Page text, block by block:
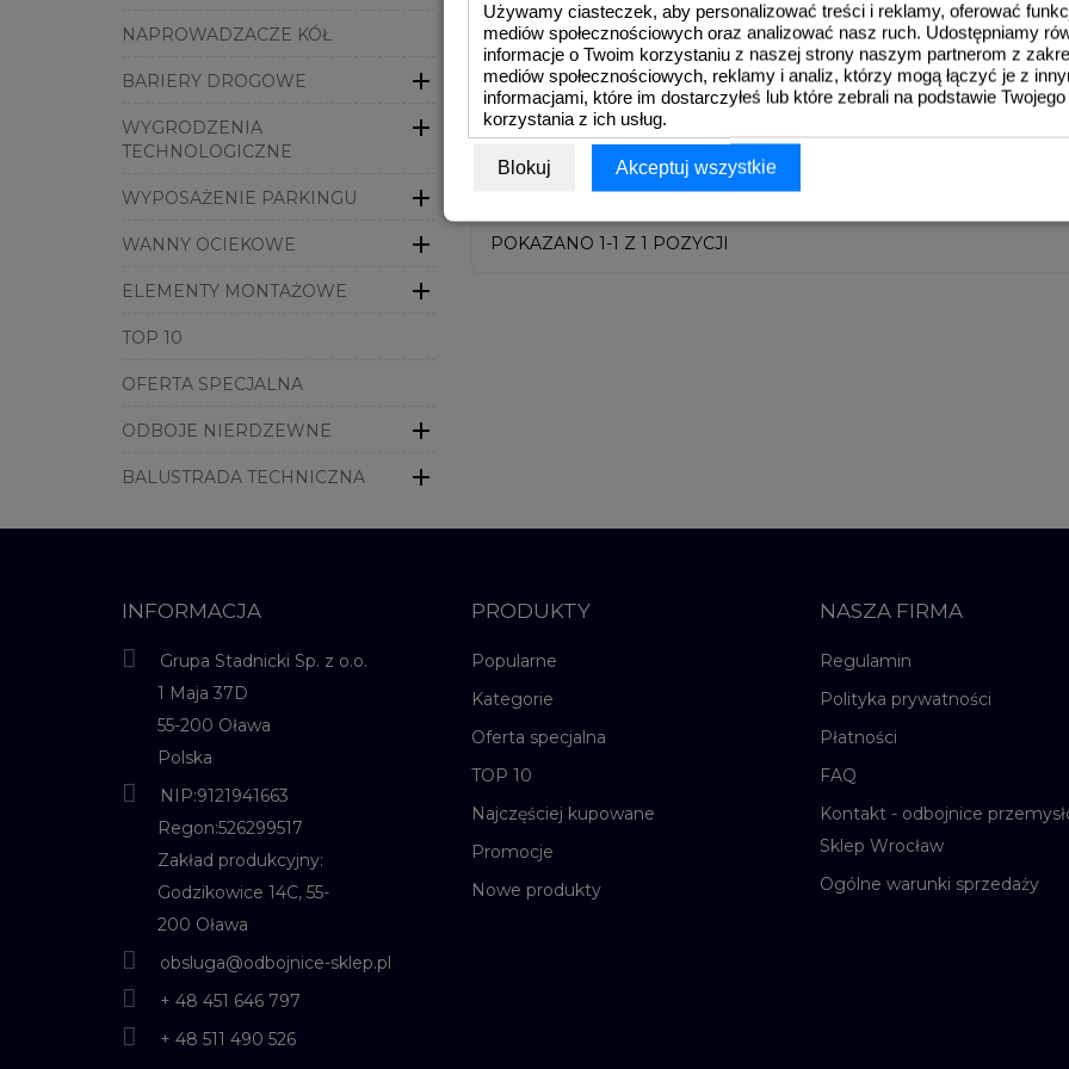
NAPROWADZACZE KÓŁ
BARIERY DROGOWE 
WYGRODZENIA
TECHNOLOGICZNE

WYPOSAŻENIE PARKINGU 
WANNY OCIEKOWE 
ELEMENTY MONTAŻOWE 
TOP 10
OFERTA SPECJALNA
ODBOJE NIERDZEWNE 
BALUSTRADA TECHNICZNA 
Cena
519,06 złBRUTTO
422,00 złNETTO
DODAJ DO KOSZYKA
POKAZANO 1-1 Z 1 POZYCJI
INFORMACJA
Grupa Stadnicki Sp. z o.o.
1 Maja 37D
55-200 Oława
Polska
NIP:9121941663
Regon:526299517
Zakład produkcyjny:
Godzikowice 14C, 55-
200 Oława
obsluga@odbojnice-sklep.pl
+ 48 451 646 797
+ 48 511 490 526
PRODUKTY
Popularne
Kategorie
Oferta specjalna
TOP 10
Najczęściej kupowane
Promocje
Nowe produkty
NASZA FIRMA
Regulamin
Polityka prywatności
Płatności
FAQ
Kontakt - odbojnice
Sklep Wrocław
Ogólne warunki sprzedaży
Używamy ciasteczek, aby personalizować treści i reklamy, oferować
mediów społecznościowych oraz analizować nasz ruch. Udostępniamy
informacje o Twoim korzystaniu z naszej strony naszym partnerom z
mediów społecznościowych, reklamy i analiz, którzy mogą łączyć je z
informacjami, które im dostarczyłeś lub które zebrali na podstawie Twojego
korzystania z ich usług.
Blokuj Akceptuj wszystkie